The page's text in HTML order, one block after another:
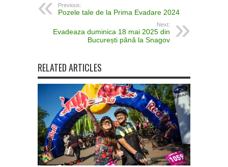
Previous:
Pozele tale de la Prima Evadare 2024
Next:
Evadeaza duminica 18 mai 2025 din
București până la Snagov
RELATED ARTICLES